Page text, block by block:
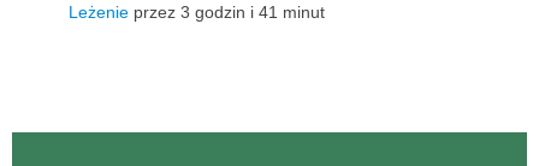
Leżenie przez 3 godzin i 41 minut